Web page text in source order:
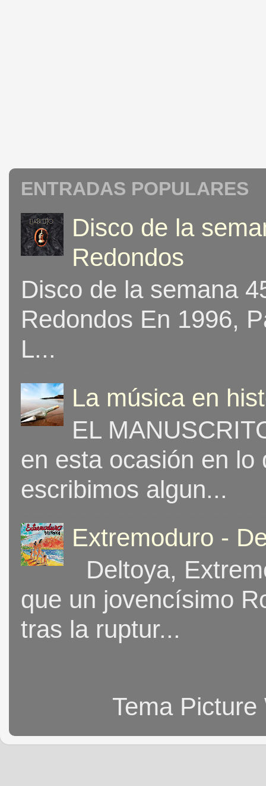
ENTRADAS POPULARES
Disco de la
Redondos
Disco de la semana
Redondos En 1996,
L...
La música en
EL
en esta ocasión en
escribimos algun...
Extremoduro -
Deltoya,
que un jovencísimo
tras la ruptur...
Tema